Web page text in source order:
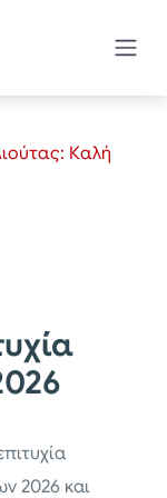
Καλή
2026 και